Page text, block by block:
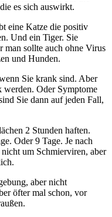
es sich auswirkt.
eine Katze die positiv
Und ein Tiger. Sie
man sollte auch ohne Virus
und Hunden.
Sie krank sind. Aber
werden. Oder Symptome
Sie dann auf jeden Fall,
2 Stunden haften.
Oder 9 Tage. Je nach
um Schmierviren, aber
aber nicht
öfter mal schon, vor